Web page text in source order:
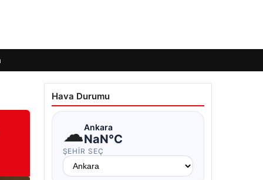
Hava Durumu
☁Ankara
NaN°C
ŞEHIR SEÇ